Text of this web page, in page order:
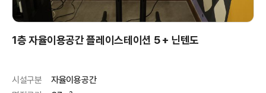
1층 자율이용공간 플레이스테이션 5 + 닌텐도
시설구분
자율이용공간